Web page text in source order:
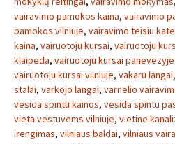
vairavimo pamokos kaina, vairavimo
pamokos vilniuje, vairavimo teisiu
kaina, vairuotoju kursai, vairuotoju
klaipeda, vairuotoju kursai panevezyje
vairuotoju kursai vilniuje, vakaru langai,
stalai, varkojo langai, varnelio
vesida spintu kainos, vesida spintu
vieta vestuvems vilniuje, vietine
irengimas, vilniaus baldai, vilniaus